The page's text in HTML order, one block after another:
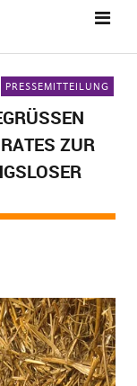
PRESSEMITTEILUNG
E
ZUR B
F